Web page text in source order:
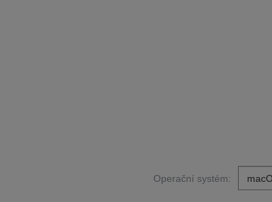
Operační systém: